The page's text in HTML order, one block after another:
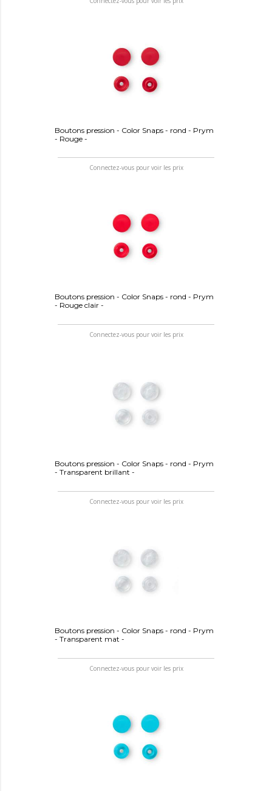
Boutons pression - Color Snaps - rond - Prym
- Rouge -
Connectez-vous pour voir les prix
Boutons pression - Color Snaps - rond - Prym
- Rouge clair -
Connectez-vous pour voir les prix
Boutons pression - Color Snaps - rond - Prym
- Transparent brillant -
Connectez-vous pour voir les prix
Boutons pression - Color Snaps - rond - Prym
- Transparent mat -
Connectez-vous pour voir les prix